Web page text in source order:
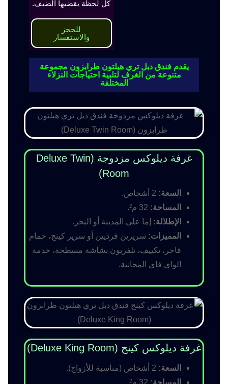
كل لحظة يقضيها الضيف.
للحجز
والاستفسار
يقدم فندق دبل تري هيلتون طرابزون مجموعة
متنوعة من الغرف لتلبية احتياجات النزلاء
المختلفة
غرفة ديلوكس مزدوجة (Deluxe Twin
Room)
السعة:
المساحة:
الإطلالة: إما على المدينة أو البحر.
المميزات: سريرين فرديين أو سرير كينج، حمام
فاخر، تكييف، تلفزيون بشاشة مسطحة، خدمة
الواي فاي المجانية.
غرفة ديلوكس كينج (Deluxe King Room)
السعة:
المساحة: